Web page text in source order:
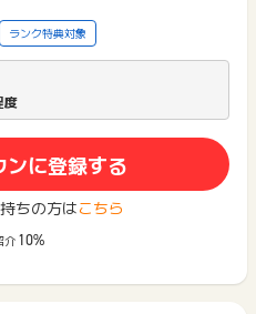
ランク特典対象
度
に登録する
ちの方はこちら
介 10%